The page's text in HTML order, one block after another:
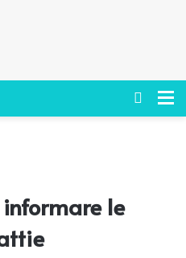
Cerca
le